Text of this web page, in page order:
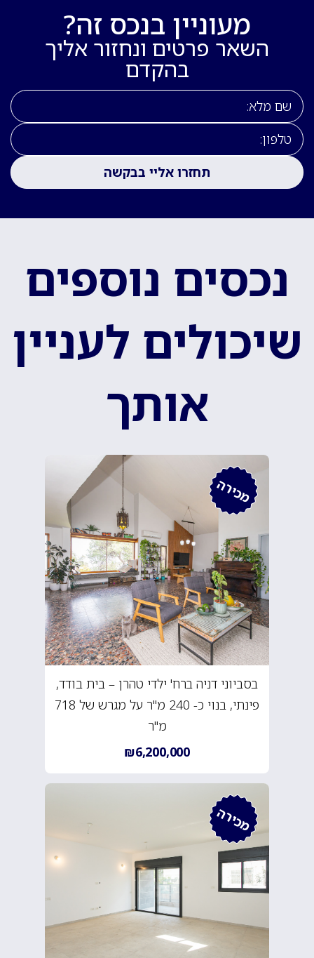
מעוניין בנכס זה?
השאר פרטים ונחזור אליך
בהקדם
נכסים נוספים
שיכולים לעניין
אותך
מכירה
בסביוני דניה ברח' ילדי טהרן – בית בודד,
פינתי, בנוי כ- 240 מ"ר על מגרש של 718
מ"ר
₪6,200,000
מכירה